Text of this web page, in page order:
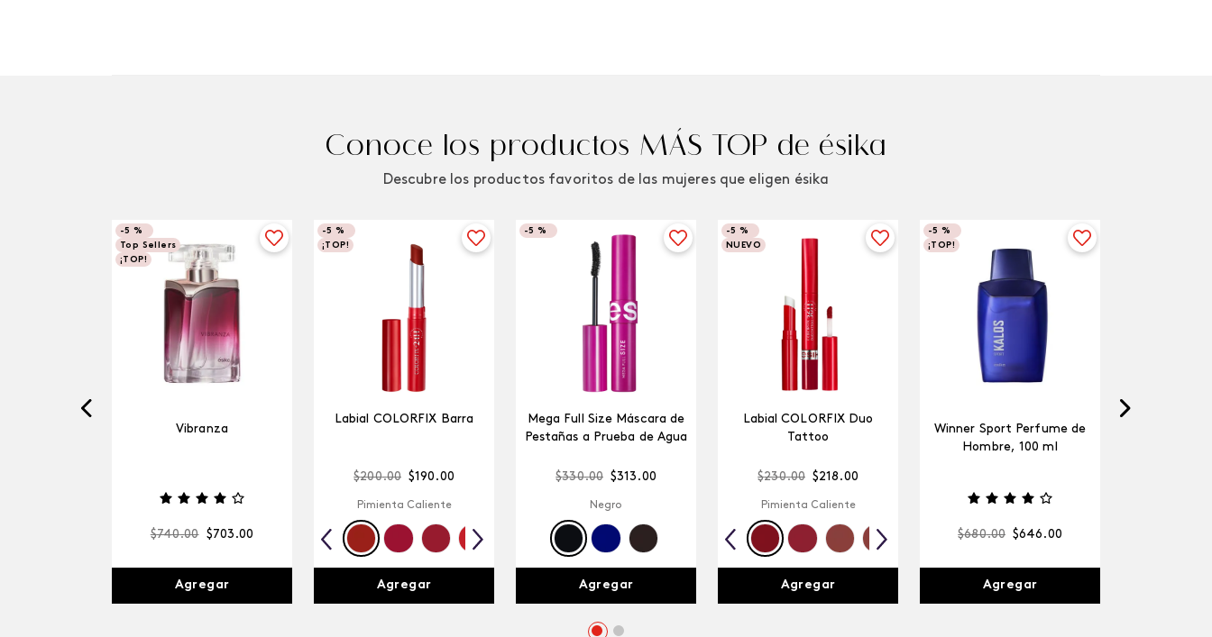
Conoce los productos MÁS TOP de ésika
Descubre los productos favoritos de las mujeres que eligen ésika
-5 %
Top Sellers
¡TOP!
Vibranza
$740.00 $703 .00
Agregar
-5 %
¡TOP!
Labial COLORFIX Barra
$200.00 $190 .00
Pimienta Caliente
Agregar
-5 %
Mega Full Size Máscara de
Pestañas a Prueba de Agua
$330.00 $313 .00
Negro
Agregar
-5 %
NUEVO
Labial COLORFIX Duo
Tattoo
$230.00 $218 .00
Pimienta Caliente
Agregar
-5 %
¡TOP!
Winner Sport Perfume de
Hombre, 100 ml
$680.00 $646 .00
Agregar